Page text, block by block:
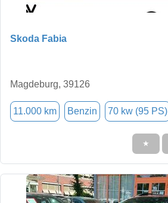
Skoda Fabia
Magdeburg, 39126
11.000 km Benzin 70 kw (95 PS)
★